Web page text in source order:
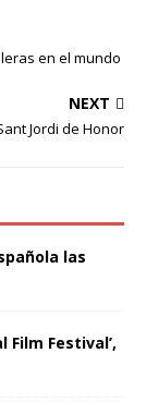
en el mundo
NEXT
Jordi de Honor
las
Film Festival’,